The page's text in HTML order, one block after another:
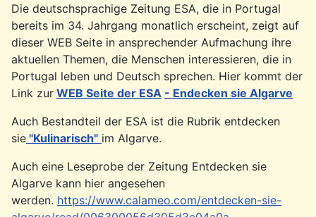
Die deutschsprachige Zeitung ESA, die in Portugal
bereits im 34. Jahrgang monatlich erscheint, zeigt auf
dieser WEB Seite in ansprechender Aufmachung ihre
aktuellen Themen, die Menschen interessieren, die in
Portugal leben und Deutsch sprechen. Hier kommt der
Link zur WEB Seite der ESA - Endecken sie Algarve
Auch Bestandteil der ESA ist die Rubrik entdecken
sie "Kulinarisch" im Algarve.
Auch eine Leseprobe der Zeitung Entdecken sie
Algarve kann hier angesehen
werden. https://www.calameo.com/entdecken-sie-